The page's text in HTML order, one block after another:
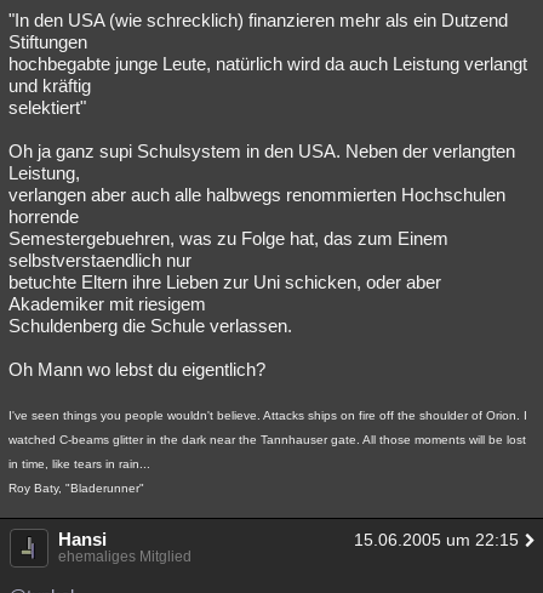
"In den USA (wie schrecklich) finanzieren mehr als ein Dutzend
Stiftungen
hochbegabte junge Leute, natürlich wird da auch Leistung verlangt
und kräftig
selektiert"
Oh ja ganz supi Schulsystem in den USA. Neben der verlangten
Leistung,
verlangen aber auch alle halbwegs renommierten Hochschulen
horrende
Semestergebuehren, was zu Folge hat, das zum Einem
selbstverstaendlich nur
betuchte Eltern ihre Lieben zur Uni schicken, oder aber
Akademiker mit riesigem
Schuldenberg die Schule verlassen.
Oh Mann wo lebst du eigentlich?
I've seen things you people wouldn't believe. Attacks ships on fire off the shoulder of Orion. I
watched C-beams glitter in the dark near the Tannhauser gate. All those moments will be lost
in time, like tears in rain...
Roy Baty, "Bladerunner"
Hansi 15.06.2005 um 22:15
ehemaliges Mitglied